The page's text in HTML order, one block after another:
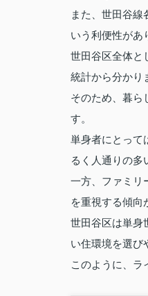
また、世田谷
いう利便性があ
世田谷区全体と
統計から分かり
そのため、暮ら
す。
単身者にとって
るく人通りの多
一方、ファミリ
を重視する傾向
世田谷区は単身
い住環境を選び
このように、ラ